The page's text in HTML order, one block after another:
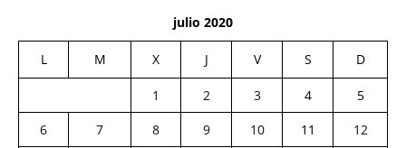
julio 2020
L M X J V S D
1 2 3 4
5
6
7 8 9 10 11
12